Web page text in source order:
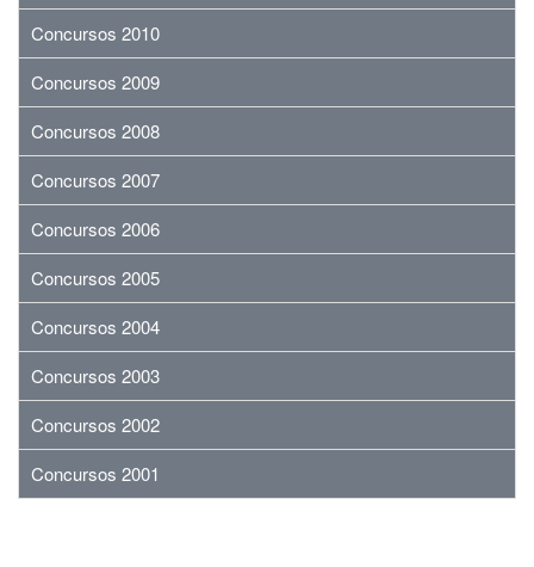
Concursos 2010
Concursos 2009
Concursos 2008
Concursos 2007
Concursos 2006
Concursos 2005
Concursos 2004
Concursos 2003
Concursos 2002
Concursos 2001